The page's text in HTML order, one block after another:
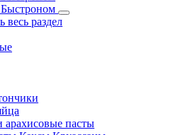
Быстроном
весь раздел
пасты